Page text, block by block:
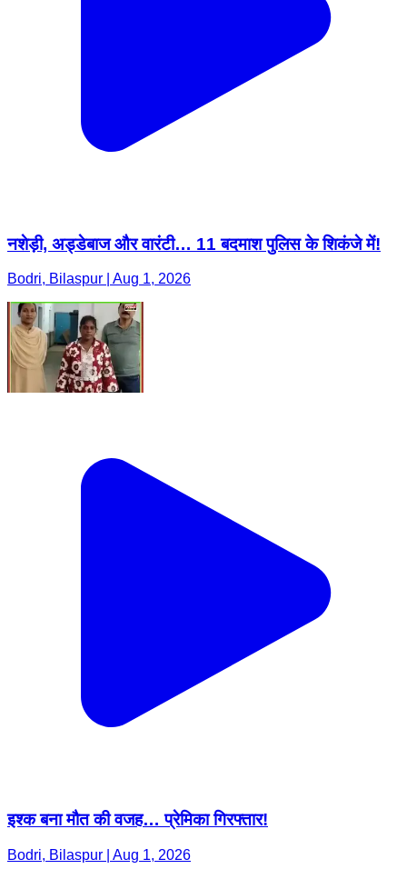
नशेड़ी, अड्डेबाज और वारंटी… 11 बदमाश पुलिस के शिकंजे में!
Bodri, Bilaspur | Aug 1, 2026
इश्क बना मौत की वजह… प्रेमिका गिरफ्तार!
Bodri, Bilaspur | Aug 1, 2026